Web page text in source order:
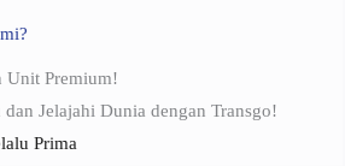
Unit Premium!
Jelajahi Dunia dengan Transgo!
Prima